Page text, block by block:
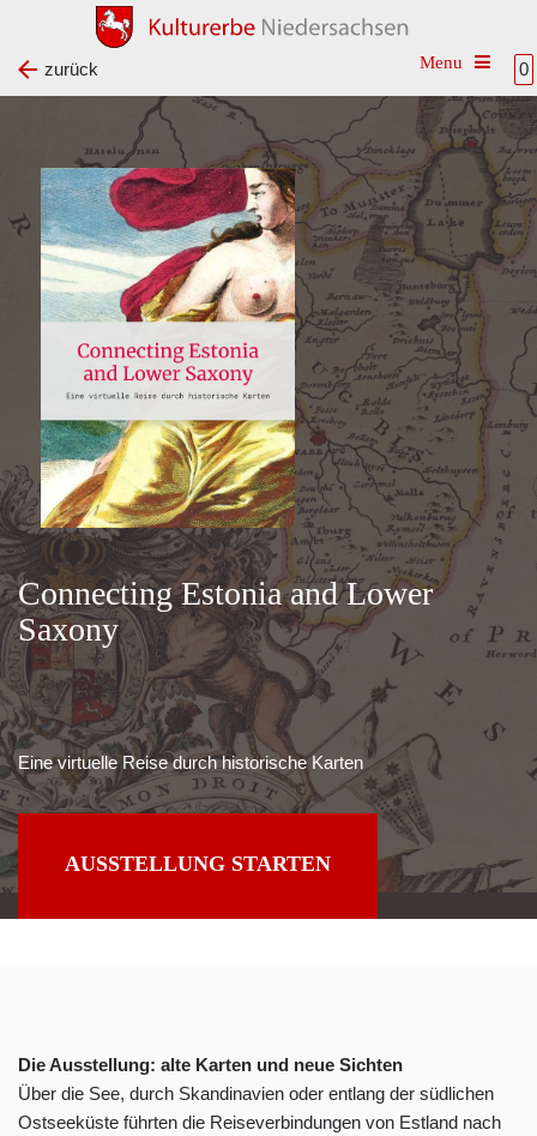
0
Toggle
zurück
Connecting Estonia and Lower
Saxony
Eine virtuelle Reise durch historische Karten
AUSSTELLUNG STARTEN
Die Ausstellung: alte Karten und neue Sichten
Über die See, durch Skandinavien oder entlang der südlichen
Ostseeküste führten die Reiseverbindungen von Estland nach